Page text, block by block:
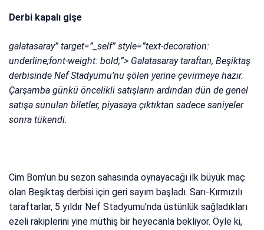
Derbi kapalı gişe
galatasaray” target=”_self” style=”text-decoration:
underline;font-weight: bold;”> Galatasaray taraftarı, Beşiktaş
derbisinde Nef Stadyumu’nu şölen yerine çevirmeye hazır.
Çarşamba günkü öncelikli satışların ardından dün de genel
satışa sunulan biletler, piyasaya çıktıktan sadece saniyeler
sonra tükendi.
Cim Bom’un bu sezon sahasında oynayacağı ilk büyük maç
olan Beşiktaş derbisi için geri sayım başladı. Sarı-Kırmızılı
taraftarlar, 5 yıldır Nef Stadyumu’nda üstünlük sağladıkları
ezeli rakiplerini yine müthiş bir heyecanla bekliyor. Öyle ki,